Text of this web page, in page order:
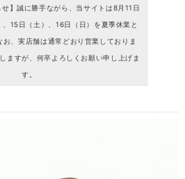
】誠に勝手ながら、当サイトは8月11日
、15日（土）、16日（日）を夏季休業と
お、実店舗は通常どおり営業しておりま
ますが、何卒よろしくお願い申し上げま
す。